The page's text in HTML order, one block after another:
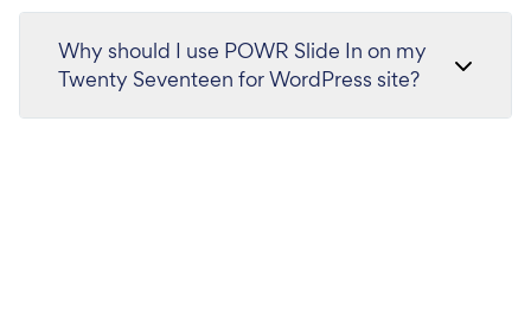
Why should I use POWR Slide In on my
Twenty Seventeen for WordPress site?